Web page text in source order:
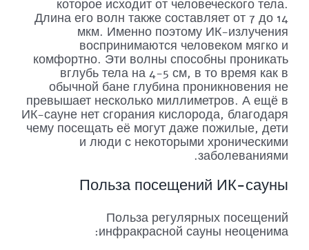
которое исходит от человеческого тела.
Длина его волн также составляет от 7 до 14
мкм. Именно поэтому ИК-излучения
воспринимаются человеком мягко и
комфортно. Эти волны способны проникать
вглубь тела на 4-5 см, в то время как в
обычной бане глубина проникновения не
превышает несколько миллиметров. А ещё в
ИК-сауне нет сгорания кислорода, благодаря
чему посещать её могут даже пожилые, дети
и люди с некоторыми хроническими
заболеваниями.
Польза посещений ИК-сауны
Польза регулярных посещений
инфракрасной сауны неоценима: